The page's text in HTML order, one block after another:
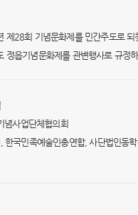
28회 기념문화제를 민간주도로 되
정읍기념문화제를 관변행사로 규정
사업단체협의회
한국민족예술인총연합, 사단법인동